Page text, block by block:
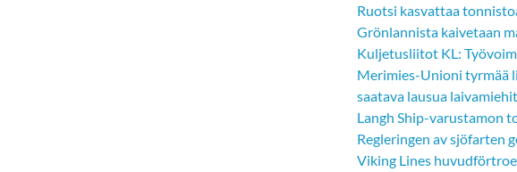
Ruotsi kasvattaa
Grönlannista kaivetaan
Kuljetusliitot KL:
Merimies-Unioni tyrmää
saatava lausua
Langh Ship-varustamon
Regleringen av sjöfarten
Viking Lines